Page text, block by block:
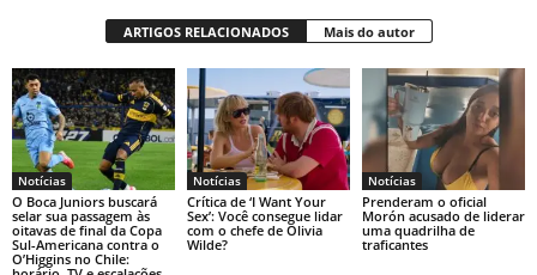
ARTIGOS RELACIONADOS Mais do autor
Notícias
O Boca Juniors buscará
selar sua passagem às
oitavas de final da Copa
Sul-Americana contra o
O’Higgins no Chile:
Notícias
Crítica de ‘I Want Your
Sex’: Você consegue lidar
com o chefe de Olivia
Wilde?
Notícias
Prenderam o oficial
Morón acusado de liderar
uma quadrilha de
traficantes